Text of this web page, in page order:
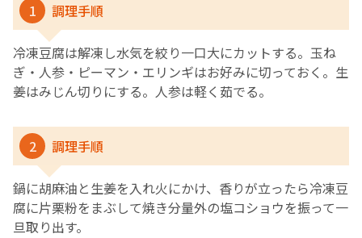
1 調理手順
冷凍豆腐は解凍し水気を絞り一口大にカットする。玉ね
ぎ・人参・ピーマン・エリンギはお好みに切っておく。生
姜はみじん切りにする。人参は軽く茹でる。
2 調理手順
鍋に胡麻油と生姜を入れ火にかけ、香りが立ったら冷凍豆
腐に片栗粉をまぶして焼き分量外の塩コショウを振って一
旦取り出す。